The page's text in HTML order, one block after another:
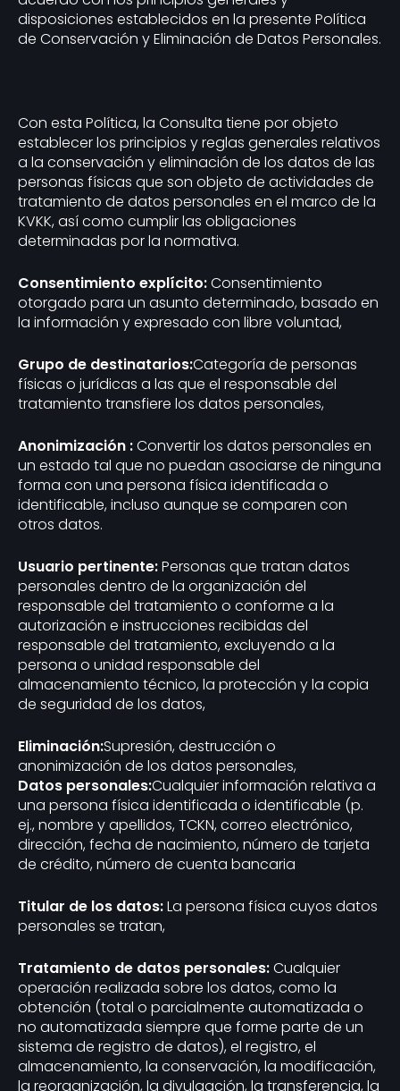
disposiciones establecidos en la presente Política
de Conservación y Eliminación de Datos Personales.
Con esta Política, la Consulta tiene por objeto
establecer los principios y reglas generales relativos
a la conservación y eliminación de los datos de las
personas físicas que son objeto de actividades de
tratamiento de datos personales en el marco de la
KVKK, así como cumplir las obligaciones
determinadas por la normativa.
Consentimiento explícito:Consentimiento
otorgado para un asunto determinado, basado en
la información y expresado con libre voluntad,
Grupo de destinatarios:Categoría de personas
físicas o jurídicas a las que el responsable del
tratamiento transfiere los datos personales,
Anonimización :Convertir los datos personales en
un estado tal que no puedan asociarse de ninguna
forma con una persona física identificada o
identificable, incluso aunque se comparen con
otros datos.
Usuario pertinente:Personas que tratan datos
personales dentro de la organización del
responsable del tratamiento o conforme a la
autorización e instrucciones recibidas del
responsable del tratamiento, excluyendo a la
persona o unidad responsable del
almacenamiento técnico, la protección y la copia
de seguridad de los datos,
Eliminación:Supresión, destrucción o
anonimización de los datos personales,
Datos personales:Cualquier información relativa a
una persona física identificada o identificable (p.
ej., nombre y apellidos, TCKN, correo electrónico,
dirección, fecha de nacimiento, número de tarjeta
de crédito, número de cuenta bancaria
Titular de los datos:La persona física cuyos datos
personales se tratan,
Tratamiento de datos personales:Cualquier
operación realizada sobre los datos, como la
obtención (total o parcialmente automatizada o
no automatizada siempre que forme parte de un
sistema de registro de datos), el registro, el
almacenamiento, la conservación, la modificación,
la reorganización, la divulgación, la transferencia, la